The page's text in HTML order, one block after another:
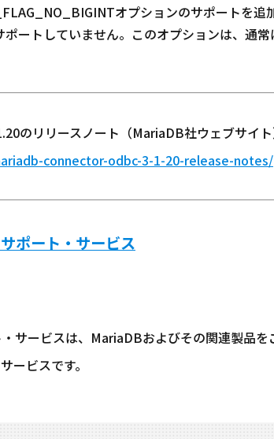
オプションのサポートを追
ートしていません。このオプションは、通
のリリースノート（MariaDB社ウェブサイト
connector-odbc-3-1-20-release-notes/
ポート・サービス
サービスは、MariaDBおよびその関連製品
ービスです。